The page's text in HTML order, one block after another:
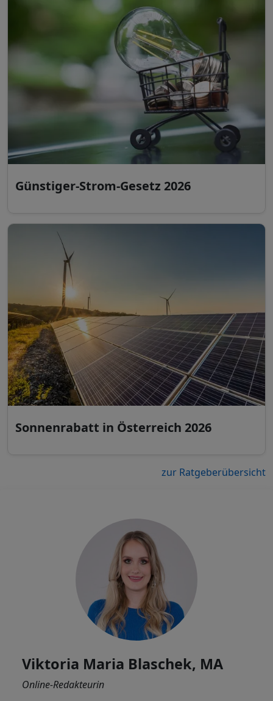
Günstiger-Strom-Gesetz 2026
Sonnenrabatt in Österreich 2026
zur Ratgeberübersicht
Viktoria Maria Blaschek, MA
Online-Redakteurin